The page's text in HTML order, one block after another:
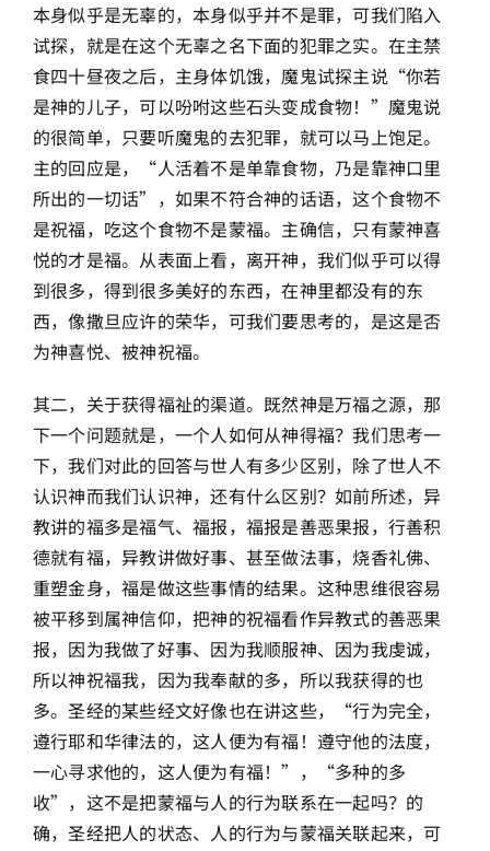
本身似乎是无辜的，本身似乎并不是罪，可我们陷入
试探，就是在这个无辜之名下面的犯罪之实。在主禁
食四十昼夜之后，主身体饥饿，魔鬼试探主说“你若
是神的儿子，可以吩咐这些石头变成食物！”魔鬼说
的很简单，只要听魔鬼的去犯罪，就可以马上饱足。
主的回应是，“人活着不是单靠食物，乃是靠神口里
所出的一切话”，如果不符合神的话语，这个食物不
是祝福，吃这个食物不是蒙福。主确信，只有蒙神喜
悦的才是福。从表面上看，离开神，我们似乎可以得
到很多，得到很多美好的东西，在神里都没有的东
西，像撒旦应许的荣华，可我们要思考的，是这是否
为神喜悦、被神祝福。
其二，关于获得福祉的渠道。既然神是万福之源，那
下一个问题就是，一个人如何从神得福？我们思考一
下，我们对此的回答与世人有多少区别，除了世人不
认识神而我们认识神，还有什么区别？如前所述，异
教讲的福多是福气、福报，福报是善恶果报，行善积
德就有福，异教讲做好事、甚至做法事，烧香礼佛、
重塑金身，福是做这些事情的结果。这种思维很容易
被平移到属神信仰，把神的祝福看作异教式的善恶果
报，因为我做了好事、因为我顺服神、因为我虔诚，
所以神祝福我，因为我奉献的多，所以我获得的也
多。圣经的某些经文好像也在讲这些，“行为完全，
遵行耶和华律法的，这人便为有福！遵守他的法度，
一心寻求他的，这人便为有福！”，“多种的多
收”，这不是把蒙福与人的行为联系在一起吗？的
确，圣经把人的状态、人的行为与蒙福关联起来，可